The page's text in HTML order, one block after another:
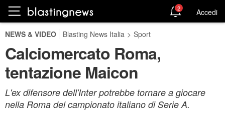
2 Accedi
NEWS & VIDEO Blasting News Italia > Sport
Calciomercato Roma,
tentazione Maicon
L'ex difensore dell'Inter potrebbe tornare a giocare
nella Roma del campionato italiano di Serie A.